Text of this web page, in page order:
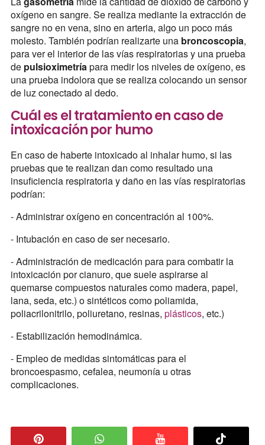
oxígeno en sangre. Se realiza mediante la extracción de
sangre no en vena, sino en arteria, algo un poco más
molesto. También podrían realizarte una broncoscopia,
para ver el interior de las vías respiratorias y una prueba
de pulsioximetríapara medir los niveles de oxígeno, es
una prueba indolora que se realiza colocando un sensor
de luz conectado al dedo.
Cuál es el tratamiento en caso de
intoxicación por humo
En caso de haberte intoxicado al inhalar humo, si las
pruebas que te realizan dan como resultado una
insuficiencia respiratoria y daño en las vías respiratorias
podrían:
- Administrar oxígeno en concentración al 100%.
- Intubación en caso de ser necesario.
- Administración de medicación para para combatir la
intoxicación por cianuro, que suele aspirarse al
quemarse compuestos naturales como madera, papel,
lana, seda, etc.) o sintéticos como poliamida,
poliacrilonitrilo, poliuretano, resinas, plásticos, etc.)
- Estabilización hemodinámica.
- Empleo de medidas sintomáticas para el
broncoespasmo, cefalea, neumonía u otras
complicaciones.